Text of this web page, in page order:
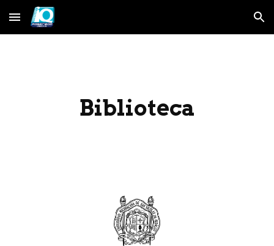
Skip to main content Skip to navigation
Biblioteca